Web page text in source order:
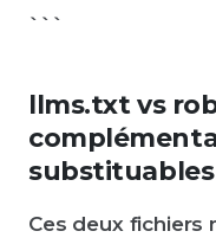
```
llms.txt vs
substituables
Ces deux fichiers